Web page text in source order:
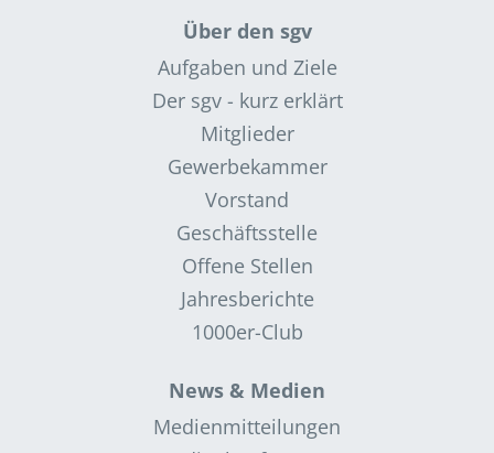
Über den sgv
Aufgaben und Ziele
Der sgv - kurz erklärt
Mitglieder
Gewerbekammer
Vorstand
Geschäftsstelle
Offene Stellen
Jahresberichte
1000er-Club
News & Medien
Medienmitteilungen